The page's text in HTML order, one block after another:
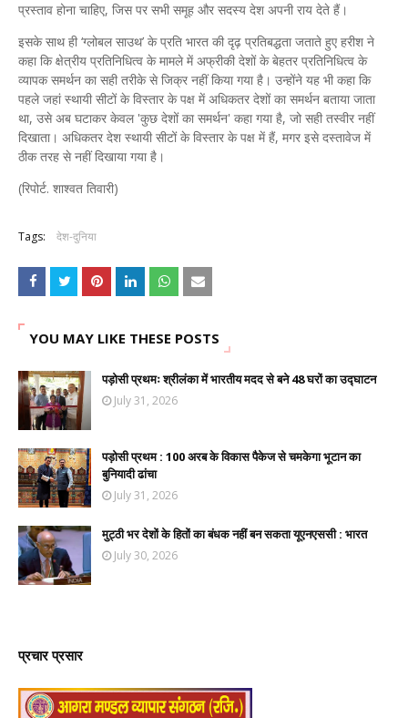
प्रस्ताव होना चाहिए, जिस पर सभी समूह और सदस्य देश अपनी राय देते हैं।
इसके साथ ही ‘ग्लोबल साउथ’ के प्रति भारत की दृढ़ प्रतिबद्धता जताते हुए हरीश ने
कहा कि क्षेत्रीय प्रतिनिधित्व के मामले में अफ्रीकी देशों के बेहतर प्रतिनिधित्व के
व्यापक समर्थन का सही तरीके से जिक्र नहीं किया गया है। उन्होंने यह भी कहा कि
पहले जहां स्थायी सीटों के विस्तार के पक्ष में अधिकतर देशों का समर्थन बताया जाता
था, उसे अब घटाकर केवल 'कुछ देशों का समर्थन' कहा गया है, जो सही तस्वीर नहीं
दिखाता। अधिकतर देश स्थायी सीटों के विस्तार के पक्ष में हैं, मगर इसे दस्तावेज में
ठीक तरह से नहीं दिखाया गया है।
(रिपोर्ट. शाश्वत तिवारी)
Tags: देश-दुनिया
YOU MAY LIKE THESE POSTS
पड़ोसी प्रथमः श्रीलंका में भारतीय मदद से बने 48 घरों का उद्घाटन
July 31, 2026
पड़ोसी प्रथम : 100 अरब के विकास पैकेज से चमकेगा भूटान का
बुनियादी ढांचा
July 31, 2026
मुट्ठी भर देशों के हितों का बंधक नहीं बन सकता यूएनएससी : भारत
July 30, 2026
प्रचार प्रसार